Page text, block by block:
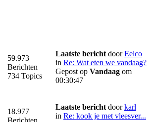
59.973
Berichten
734 Topics
Laatste bericht doorEelco
in Re: Wat eten we vandaag?
Gepost op Vandaag om
00:30:47
18.977
Berichten
Laatste bericht doorkarl
in Re: kook je met vleesver...